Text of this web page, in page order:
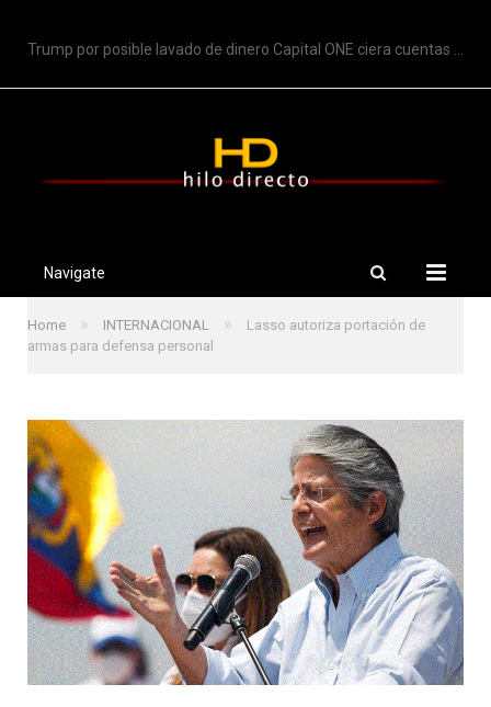
Trump por posible lavado de dinero Capital ONE ciera cuentas de Trump
Navigate
Home » INTERNACIONAL »
Lasso autoriza portación de
armas para defensa personal